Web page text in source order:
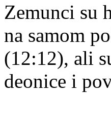
Zemunci su
na samom
(12:12), ali
deonice i